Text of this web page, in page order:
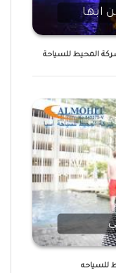
ابها
المحيط للسياحة
للسياحه